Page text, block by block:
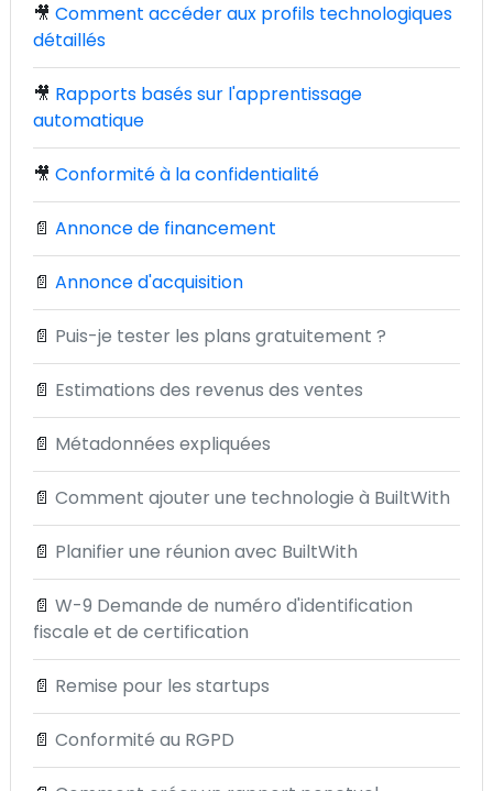
🎥 Comment accéder aux profils technologiques
détaillés
🎥 Rapports basés sur l'apprentissage
automatique
🎥 Conformité à la confidentialité
📄 Annonce de financement
📄 Annonce d'acquisition
📄 Puis-je tester les plans gratuitement ?
📄 Estimations des revenus des ventes
📄 Métadonnées expliquées
📄 Comment ajouter une technologie à BuiltWith
📄 Planifier une réunion avec BuiltWith
📄 W-9 Demande de numéro d'identification
fiscale et de certification
📄 Remise pour les startups
📄 Conformité au RGPD